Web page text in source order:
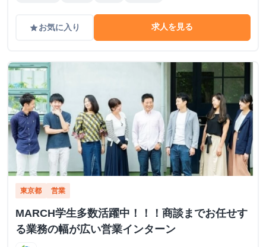
gradeお気に入り 求人を見る
東京都 営業
MARCH学生多数活躍中！！！商談までお任せす
る業務の幅が広い営業インターン